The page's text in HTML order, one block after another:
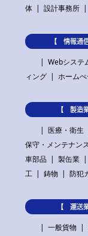
体
設計事務所
【 情報通
Webシステ
ィング
ホーム
【 製造
医療・衛生
保守・メンテナン
車部品
製缶業
工
鋳物 防犯
【 運送
一般貨物